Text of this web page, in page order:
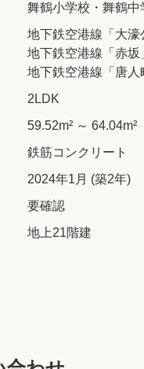
舞鶴小学校・舞鶴中
地下鉄空港線「大濠
地下鉄空港線「赤坂
地下鉄空港線「唐人
2LDK
59.52m² ～ 64.04m²
鉄筋コンクリート
2024年1月 (築2年)
要確認
地上21階建